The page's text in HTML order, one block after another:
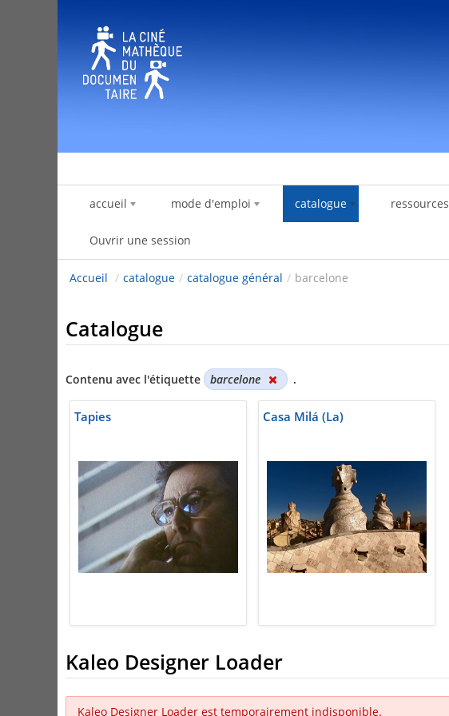
accueil mode d'emploi catalogue ressources
Ouvrir une session
Accueil / catalogue / catalogue général / barcelone
Catalogue
Contenu avec l'étiquette barcelone .
Tapies Casa Milá (La)
Kaleo Designer Loader
Kaleo Designer Loader est temporairement indisponible.